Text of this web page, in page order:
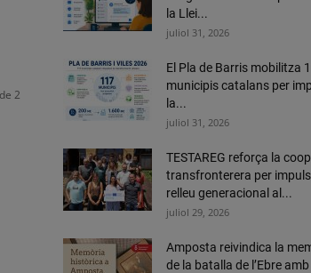
2
la Llei...
juliol 31, 2026
El Pla de Barris mobilitza
municipis catalans per
la...
juliol 31, 2026
TESTAREG reforça la
transfronterera per
relleu generacional al...
juliol 29, 2026
Amposta reivindica la
de la batalla de l’Ebre